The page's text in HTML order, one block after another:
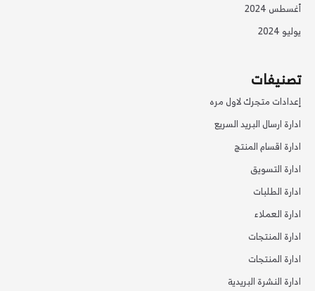
أغسطس 2024
يوليو 2024
تصنيفات
إعدادات متجرك لاول مره
ادارة ارسال البريد السريع
ادارة اقسام المنتج
ادارة التسويق
ادارة الطلبات
ادارة العملاء
ادارة المنتجات
ادارة المنتجات
ادارة النشرة البريدية